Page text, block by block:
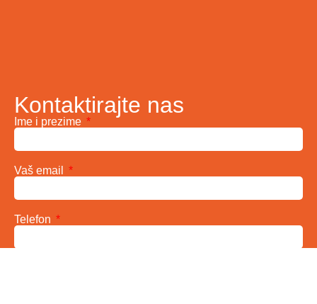
Kontaktirajte nas
Ime i prezime
Vaš email
Telefon